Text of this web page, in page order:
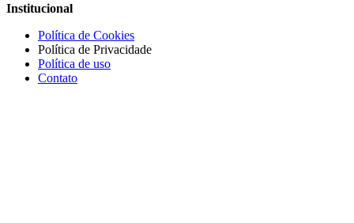
Institucional
Política de Cookies
Política de Privacidade
Política de uso
Contato